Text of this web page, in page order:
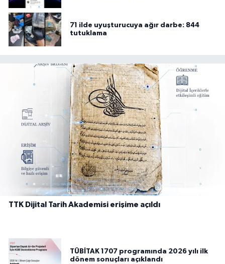
71 ilde uyuşturucuya ağır darbe: 844
tutuklama
TTK Dijital Tarih Akademisi erişime açıldı
TÜBİTAK 1707 programında 2026 yılı ilk
dönem sonuçları açıklandı